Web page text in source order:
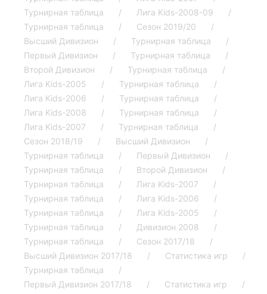
Турнирная таблица
Лига Kids-2008-09
Турнирная таблица
Сезон 2019/20
Высший Дивизион
Турнирная таблица
Первый Дивизион
Турнирная таблица
Второй Дивизион
Турнирная таблица
Лига Kids-2005
Турнирная таблица
Лига Kids-2006
Турнирная таблица
Лига Kids-2008
Турнирная таблица
Лига Kids-2007
Турнирная таблица
Сезон 2018/19
Высший Дивизион
Турнирная таблица
Первый Дивизион
Турнирная таблица
Второй Дивизион
Турнирная таблица
Лига Kids-2007
Турнирная таблица
Лига Kids-2006
Турнирная таблица
Лига Kids-2005
Турнирная таблица
Дивизион 2008
Турнирная таблица
Сезон 2017/18
Высший Дивизион 2017/18
Статистика игр
Турнирная таблица
Первый Дивизион 2017/18
Статистика игр